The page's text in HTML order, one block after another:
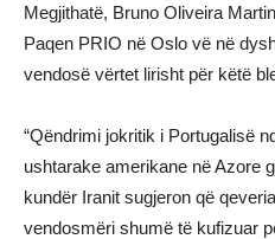
Megjithatë, Bruno Oliveira
Paqen PRIO në Oslo vë në
vendosë vërtet lirisht për këtë
“Qëndrimi jokritik i Portugalisë
ushtarake amerikane në Azore
kundër Iranit sugjeron që
vendosmëri shumë të kufizuar